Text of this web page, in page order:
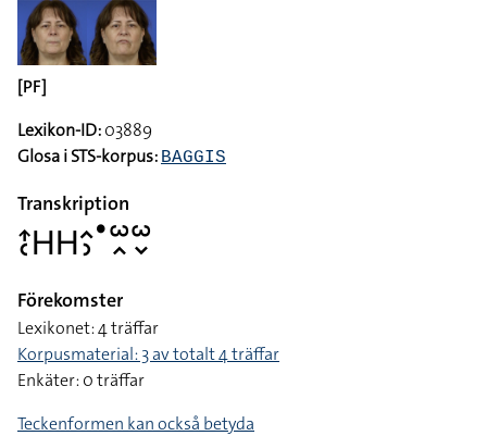
[PF]
Lexikon-ID:03889
Glosa i STS-korpus: BAGGIS
Transkription
􌤴􌥗􌤲􌤲􌤵􌤶􌤟􌥱􌥿􌥱􌦀
Förekomster
Lexikonet: 4 träffar
Korpusmaterial: 3 av totalt 4 träffar
Enkäter: 0 träffar
Teckenformen kan också betyda